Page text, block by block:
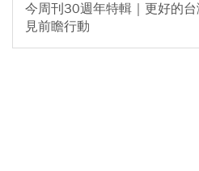
今周刊30週年特輯｜更好的
見前瞻行動